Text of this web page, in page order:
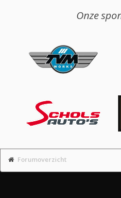
Onze
Forumoverzicht